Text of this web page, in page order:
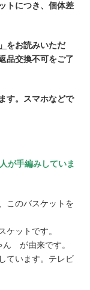
トにつき、個体差
をお読みいただ
品交換不可をご了
す。スマホなどで
が手編みしていま
このバスケットを
ケットです。
ん が由来です。
ています。 テレビ